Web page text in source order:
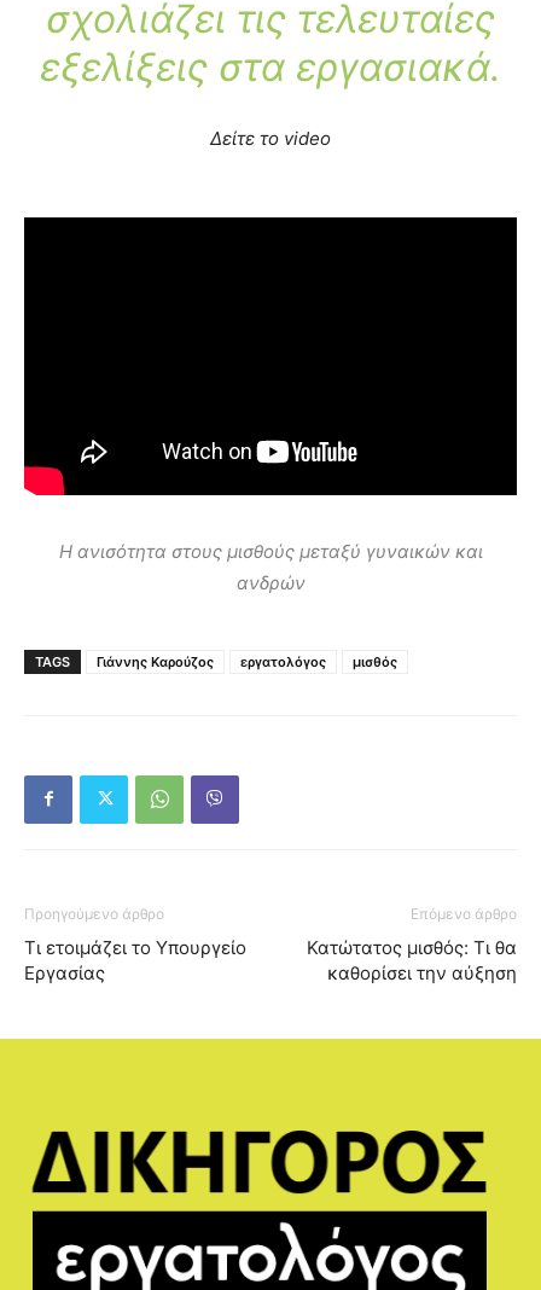
σχολιάζει τις τελευταίες
εξελίξεις στα εργασιακά.
Δείτε το video
Η ανισότητα στους μισθούς μεταξύ γυναικών και
ανδρών
TAGS Γιάννης Καρούζος εργατολόγος μισθός
Προηγούμενο άρθρο
Τι ετοιμάζει το Υπουργείο
Εργασίας
Επόμενο άρθρο
Κατώτατος μισθός: Τι θα
καθορίσει την αύξηση